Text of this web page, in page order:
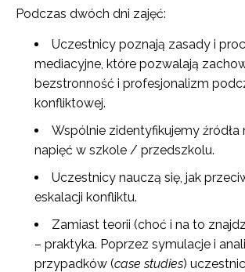
Podczas dwóch dni zajęć:
Uczestnicy poznają zasady i
mediacyjne, które pozwalają
bezstronność i profesjonalizm
konfliktowej.
Wspólnie zidentyfikujemy źródła
napięć w szkole / przedszkolu.
Uczestnicy nauczą się, jak
eskalacji konfliktu.
Zamiast teorii (choć i na to
– praktyka. Poprzez symulacje i
przypadków (case studies)